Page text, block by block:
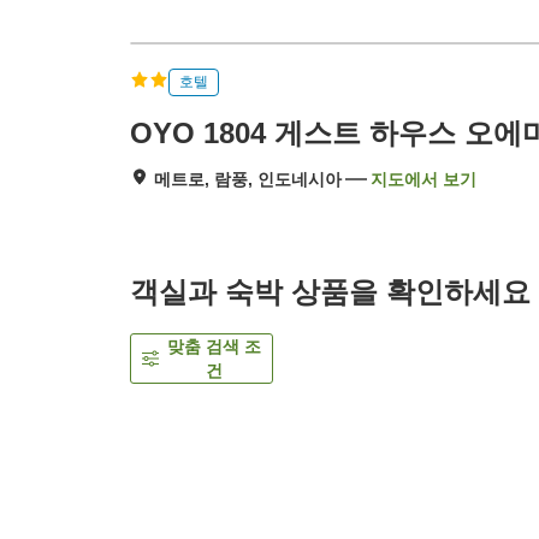
호텔
OYO 1804 게스트 하우스 오에
메트로, 람풍, 인도네시아 지도에서 보기
객실과 숙박 상품을 확인하세요
맞춤 검색 조
건